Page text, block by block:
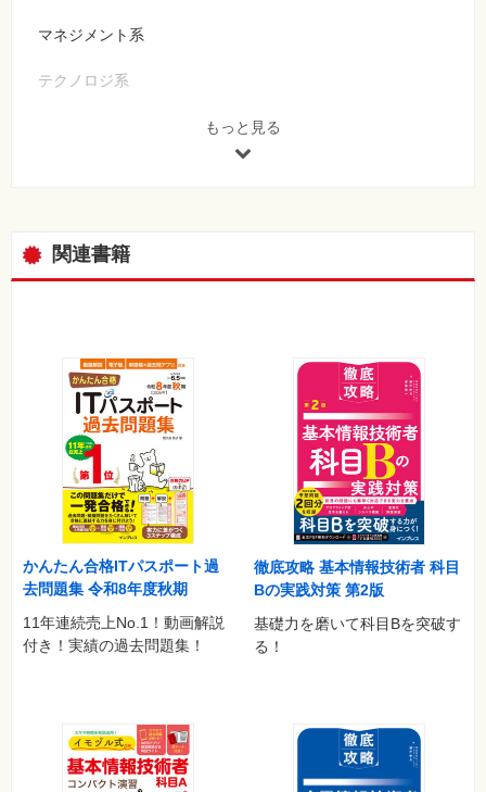
マネジメント系
テクノロジ系
平成29年度春期
過去問題の解答一覧と答案用紙
※Webダウンロードでプラスご提供する過去問題
ITパスポート試験
平成29年度 春期
平成28年度 春期
平成27年度 春期
もっと見る
関連書籍
かんたん合格ITパスポート過
去問題集 令和8年度秋期
11年連続売上No.1！動画解説
付き！実績の過去問題集！
徹底攻略 基本情報技術者 科目
Bの実践対策 第2版
基礎力を磨いて科目Bを突破す
る！